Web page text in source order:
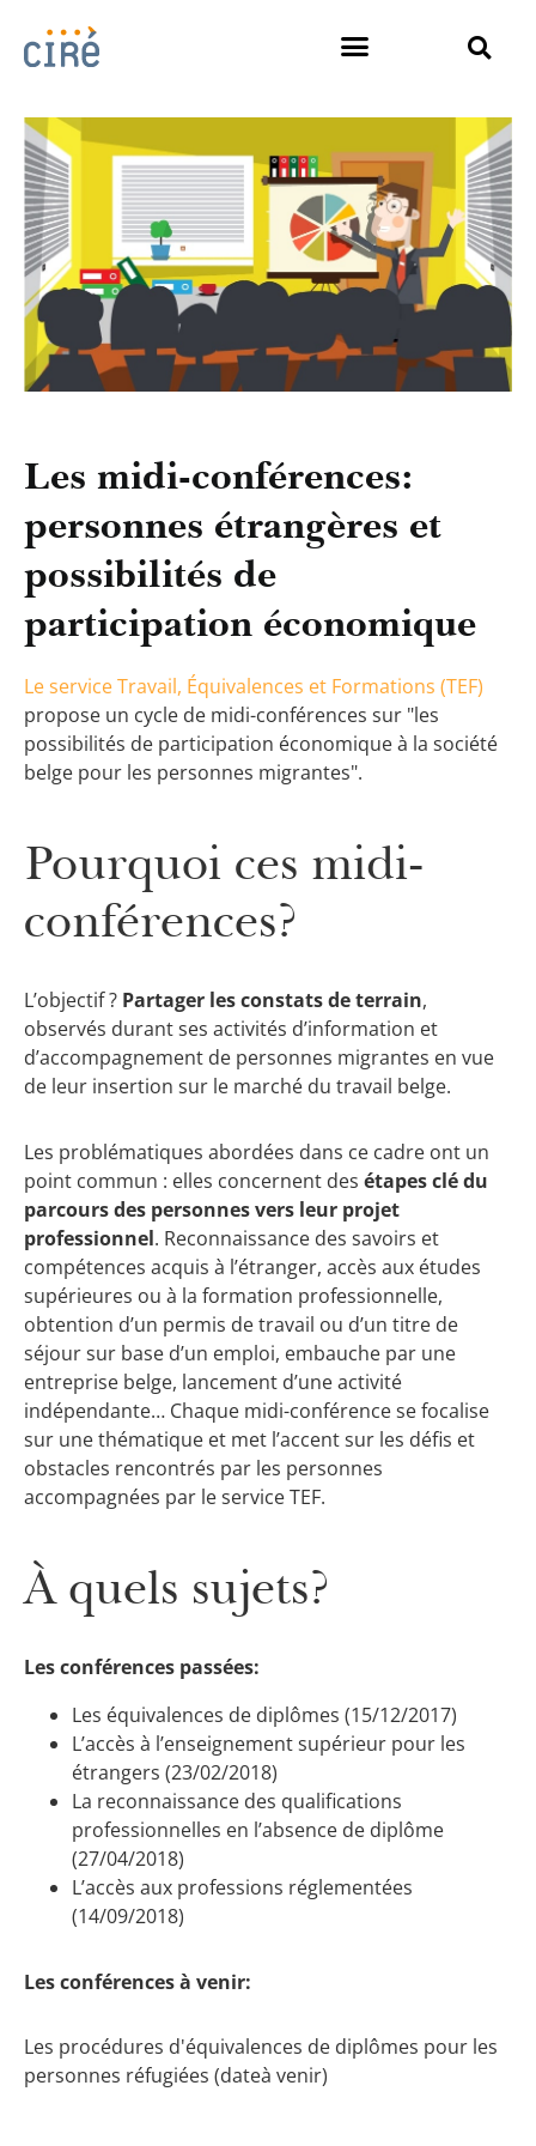
Les midi-conférences:
personnes étrangères et
possibilités de
participation économique
Le service Travail, Équivalences et Formations (TEF)
propose un cycle de midi-conférences sur "les
possibilités de participation économique à la société
belge pour les personnes migrantes".
Pourquoi ces midi-
conférences?
L’objectif ? Partager les constats de terrain,
observés durant ses activités d’information et
d’accompagnement de personnes migrantes en vue
de leur insertion sur le marché du travail belge.
Les problématiques abordées dans ce cadre ont un
point commun : elles concernent des étapes clé du
parcours des personnes vers leur projet
professionnel. Reconnaissance des savoirs et
compétences acquis à l’étranger, accès aux études
supérieures ou à la formation professionnelle,
obtention d’un permis de travail ou d’un titre de
séjour sur base d’un emploi, embauche par une
entreprise belge, lancement d’une activité
indépendante… Chaque midi-conférence se focalise
sur une thématique et met l’accent sur les défis et
obstacles rencontrés par les personnes
accompagnées par le service TEF.
À quels sujets?
Les conférences passées:
Les équivalences de diplômes (15/12/2017)
L’accès à l’enseignement supérieur pour les
étrangers (23/02/2018)
La reconnaissance des qualifications
professionnelles en l’absence de diplôme
(27/04/2018)
L’accès aux professions réglementées
(14/09/2018)
Les conférences à venir:
Les procédures d'équivalences de diplômes pour les
personnes réfugiées (dateà venir)